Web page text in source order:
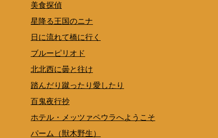
美食探偵
星降る王国のニナ
日に流れて橋に行く
ブルーピリオド
北北西に曇と往け
踏んだり蹴ったり愛したり
百鬼夜行抄
ホテル・メッツァペウラへようこそ
パーム（獣木野生）